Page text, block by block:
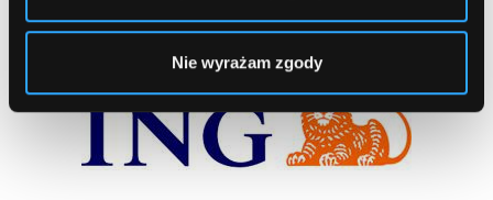
Nie wyrażam zgody